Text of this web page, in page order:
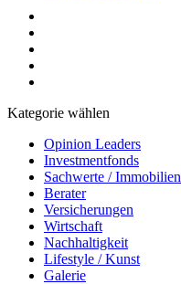
Kategorie wählen
Opinion Leaders
Investmentfonds
Sachwerte / Immobilien
Berater
Versicherungen
Wirtschaft
Nachhaltigkeit
Lifestyle / Kunst
Galerie